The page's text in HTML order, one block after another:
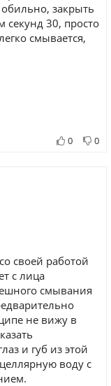
закрыть
секунд 30, просто
смывается,
0 0
своей работой
с лица
смывания
не вижу в
и губ из этой
воду с